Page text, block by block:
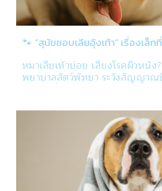
🐾 “สุนัขชอบเลียอุ้งเท้า” เรื่องเล็ก
หมาเลียเท้าบ่อย เสี่ยงโรคผิวหนัง
พยาบาลสัตว์พัทยา ระวังสัญญา